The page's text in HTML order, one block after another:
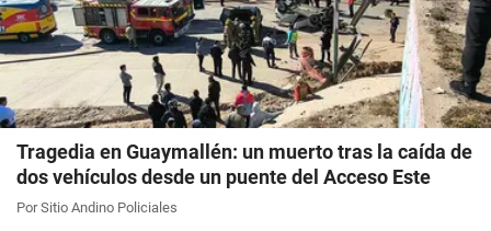
Tragedia en Guaymallén: un muerto tras la caída de
dos vehículos desde un puente del Acceso Este
Por Sitio Andino Policiales